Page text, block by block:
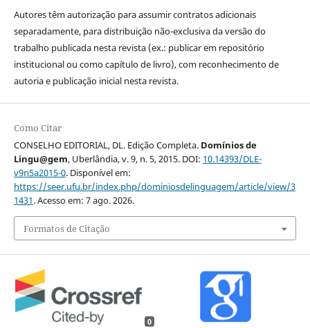
Autores têm autorização para assumir contratos adicionais
separadamente, para distribuição não-exclusiva da versão do
trabalho publicada nesta revista (ex.: publicar em repositório
institucional ou como capítulo de livro), com reconhecimento de
autoria e publicação inicial nesta revista.
Como Citar
CONSELHO EDITORIAL, DL. Edição Completa. Domínios de
Lingu@gem, Uberlândia, v. 9, n. 5, 2015. DOI: 10.14393/DLE-
v9n5a2015-0. Disponível em:
https://seer.ufu.br/index.php/dominiosdelinguagem/article/view/3
1431. Acesso em: 7 ago. 2026.
Formatos de Citação
0